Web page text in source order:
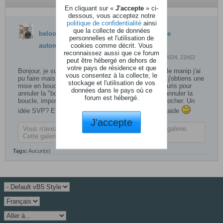
beloo a crée une discussionmise en boucle
automatique dans logic pro
28 mai 2024, 21h52
Bonjour, je suis sur logic 10.7.4, je ne sais pas quelle manip j'ai
pu faire mais dès que j'enregistre une piste en midi, j'obtiens une
mise en boucle automatique, je dois corriger à la souris pour
annuler la "boucle" ou aller dans édition pour faire "annuler la
boucle, impossible de savor quelle option il faut décocher. Un
idée SVP? Et merci beaucoup. d'avance pour toute aide
Vous n'avez pas la permission de visualiser cette galerie.
Cette galerie contient 1 photo(s).
Tags: Aucun(e)
En cliquant sur « J'accepte » ci-
dessous, vous acceptez notre
politique de confidentialitéainsi
que la collecte de données
personnelles et l'utilisation de
cookies comme décrit. Vous
reconnaissez aussi que ce forum
peut être hébergé en dehors de
votre pays de résidence et que
vous consentez à la collecte, le
stockage et l'utilisation de vos
données dans le pays où ce
forum est hébergé.
J'accepte